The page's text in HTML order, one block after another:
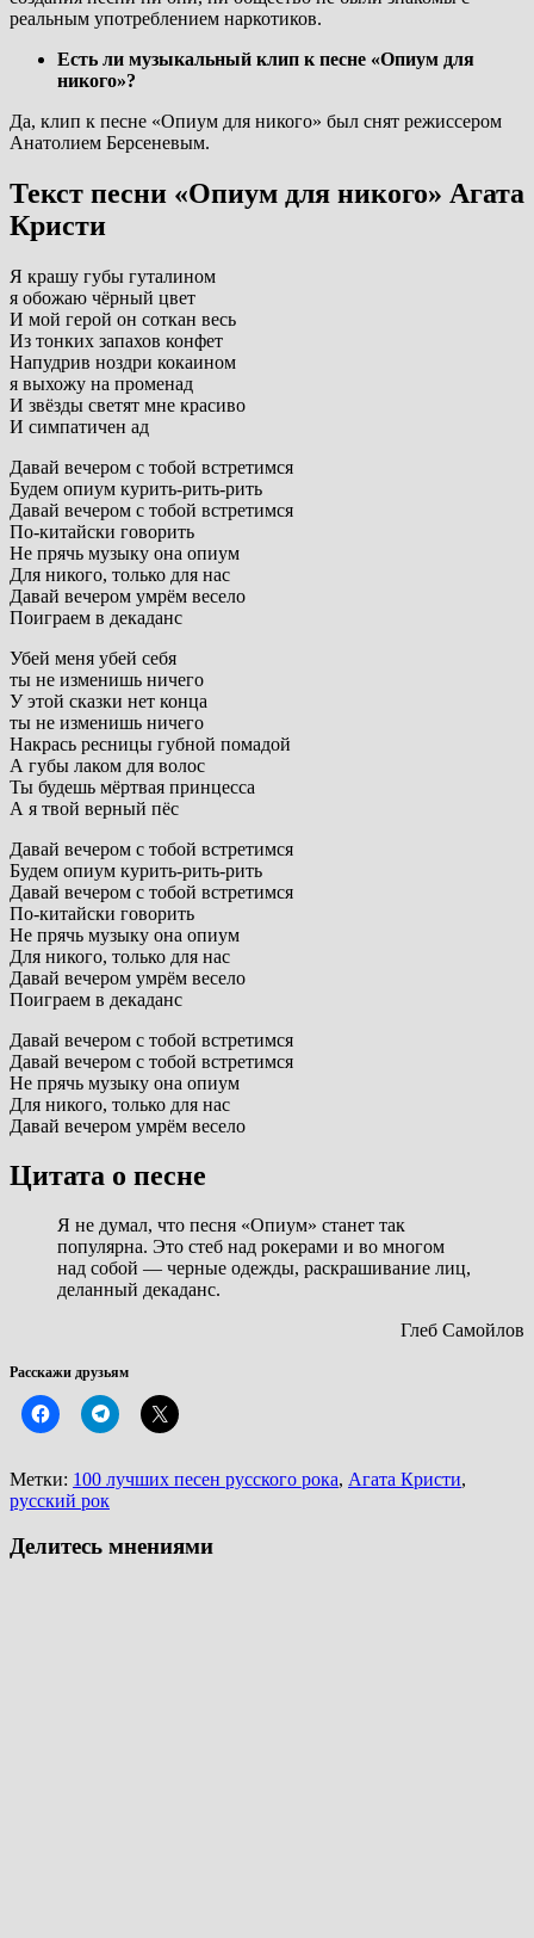
реальным употреблением наркотиков.
Есть ли музыкальный клип к песне «Опиум для
никого»?
Да, клип к песне «Опиум для никого» был снят режиссером
Анатолием Берсеневым.
Текст песни «Опиум для никого» Агата
Кристи
Я крашу губы гуталином
я обожаю чёрный цвет
И мой герой он соткан весь
Из тонких запахов конфет
Напудрив ноздри кокаином
я выхожу на променад
И звёзды светят мне красиво
И симпатичен ад
Давай вечером с тобой встретимся
Будем опиум курить-рить-рить
Давай вечером с тобой встретимся
По-китайски говорить
Не прячь музыку она опиум
Для никого, только для нас
Давай вечером умрём весело
Поиграем в декаданс
Убей меня убей себя
ты не изменишь ничего
У этой сказки нет конца
ты не изменишь ничего
Накрась ресницы губной помадой
А губы лаком для волос
Ты будешь мёртвая принцесса
А я твой верный пёс
Давай вечером с тобой встретимся
Будем опиум курить-рить-рить
Давай вечером с тобой встретимся
По-китайски говорить
Не прячь музыку она опиум
Для никого, только для нас
Давай вечером умрём весело
Поиграем в декаданс
Давай вечером с тобой встретимся
Давай вечером с тобой встретимся
Не прячь музыку она опиум
Для никого, только для нас
Давай вечером умрём весело
Цитата о песне
Я не думал, что песня «Опиум» станет так
популярна. Это стеб над рокерами и во многом
над собой — черные одежды, раскрашивание лиц,
деланный декаданс.
Глеб Самойлов
Расскажи друзьям
Метки: 100 лучших песен русского рока, Агата Кристи,
русский рок
Делитесь мнениями